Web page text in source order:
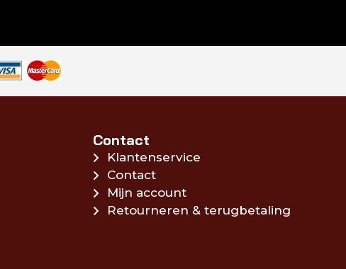
Contact
Klantenservice
Contact
Mijn account
Retourneren & terugbetaling